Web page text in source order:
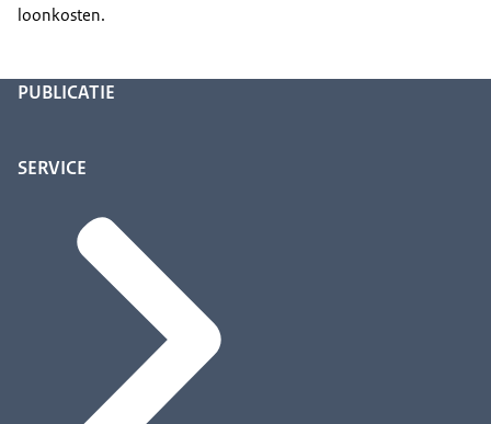
loonkosten.
PUBLICATIE
SERVICE